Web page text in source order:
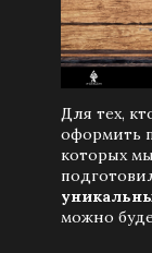
Для тех,
оформить
которых
можно